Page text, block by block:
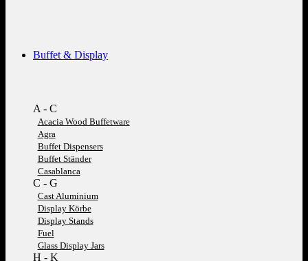
Buffet & Display
A - C
Acacia Wood Buffetware
Agra
Buffet Dispensers
Buffet Ständer
Casablanca
C - G
Cast Aluminium
Display Körbe
Display Stands
Fuel
Glass Display Jars
H - K